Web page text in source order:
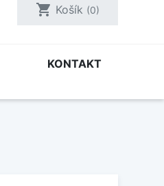
shopping_cart Košík (0)
KONTAKT